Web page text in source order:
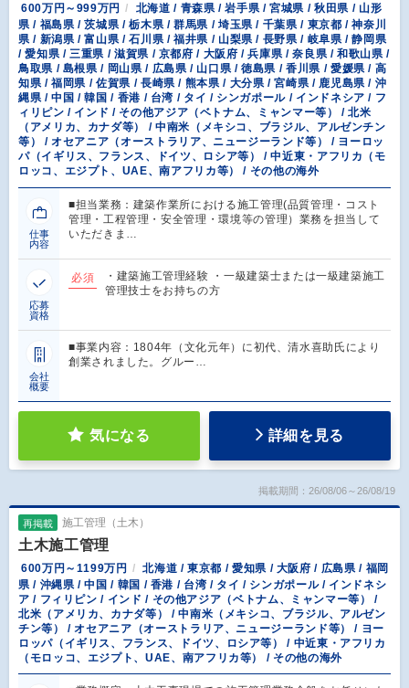
600万円～999万円
北海道 / 青森県 / 岩手県 / 宮城県 / 秋田県 / 山形
県 / 福島県 / 茨城県 / 栃木県 / 群馬県 / 埼玉県 / 千葉県 / 東京都 / 神奈川
県 / 新潟県 / 富山県 / 石川県 / 福井県 / 山梨県 / 長野県 / 岐阜県 / 静岡県
/ 愛知県 / 三重県 / 滋賀県 / 京都府 / 大阪府 / 兵庫県 / 奈良県 / 和歌山県 /
鳥取県 / 島根県 / 岡山県 / 広島県 / 山口県 / 徳島県 / 香川県 / 愛媛県 / 高
知県 / 福岡県 / 佐賀県 / 長崎県 / 熊本県 / 大分県 / 宮崎県 / 鹿児島県 / 沖
縄県 / 中国 / 韓国 / 香港 / 台湾 / タイ / シンガポール / インドネシア / フ
ィリピン / インド / その他アジア（ベトナム、ミャンマー等） / 北米
（アメリカ、カナダ等） / 中南米（メキシコ、ブラジル、アルゼンチン
等） / オセアニア（オーストラリア、ニュージーランド等） / ヨーロッ
パ（イギリス、フランス、ドイツ、ロシア等） / 中近東・アフリカ（モ
ロッコ、エジプト、UAE、南アフリカ等） / その他の海外
仕事
内容
■担当業務：建築作業所における施工管理(品質管理・コスト
管理・工程管理・安全管理・環境等の管理）業務を担当して
いただきま…
応募
資格
必須
・建築施工管理経験 ・一級建築士または一級建築施工
管理技士をお持ちの方
会社
概要
■事業内容：1804年（文化元年）に初代、清水喜助氏により
創業されました。グルー…
気になる 詳細を見る
掲載期間：26/08/06～26/08/19
再掲載 施工管理（土木）
土木施工管理
600万円～1199万円
北海道 / 東京都 / 愛知県 / 大阪府 / 広島県 / 福岡
県 / 沖縄県 / 中国 / 韓国 / 香港 / 台湾 / タイ / シンガポール / インドネシ
ア / フィリピン / インド / その他アジア（ベトナム、ミャンマー等） /
北米（アメリカ、カナダ等） / 中南米（メキシコ、ブラジル、アルゼン
チン等） / オセアニア（オーストラリア、ニュージーランド等） / ヨー
ロッパ（イギリス、フランス、ドイツ、ロシア等） / 中近東・アフリカ
（モロッコ、エジプト、UAE、南アフリカ等） / その他の海外